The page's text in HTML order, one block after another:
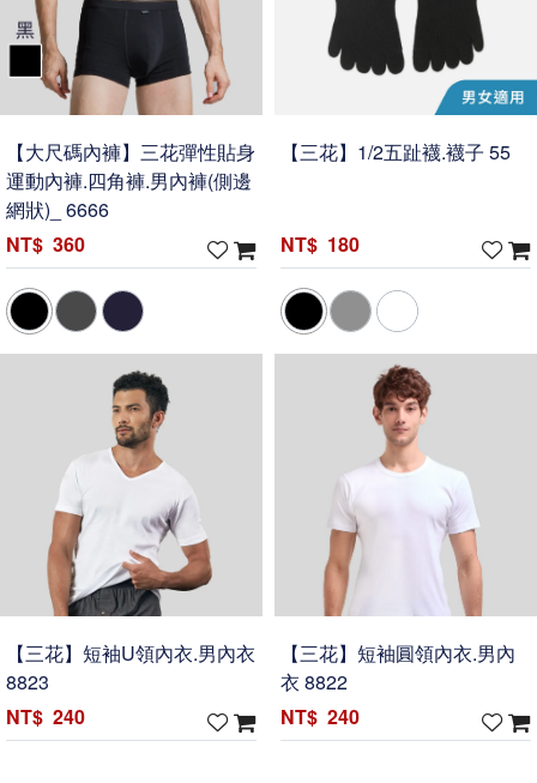
【大尺碼內褲】三花彈性貼身
運動內褲.四角褲.男內褲(側邊
網狀)_ 6666
360
【三花】1/2五趾襪.襪子 55
180
【三花】短袖U領內衣.男內衣
8823
240
【三花】短袖圓領內衣.男內
衣 8822
240